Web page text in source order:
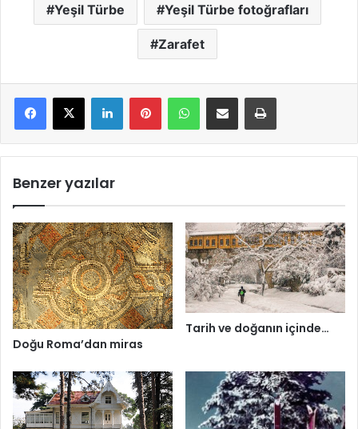
Yeşil Türbe Yeşil Türbe fotoğrafları
Zarafet
Benzer yazılar
Doğu Roma’dan miras
Tarih ve doğanın içinde…